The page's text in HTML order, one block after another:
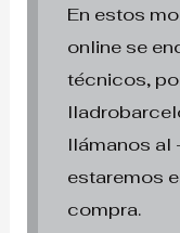
En estos
online se
técnicos,
llámanos
estaremos
compra.